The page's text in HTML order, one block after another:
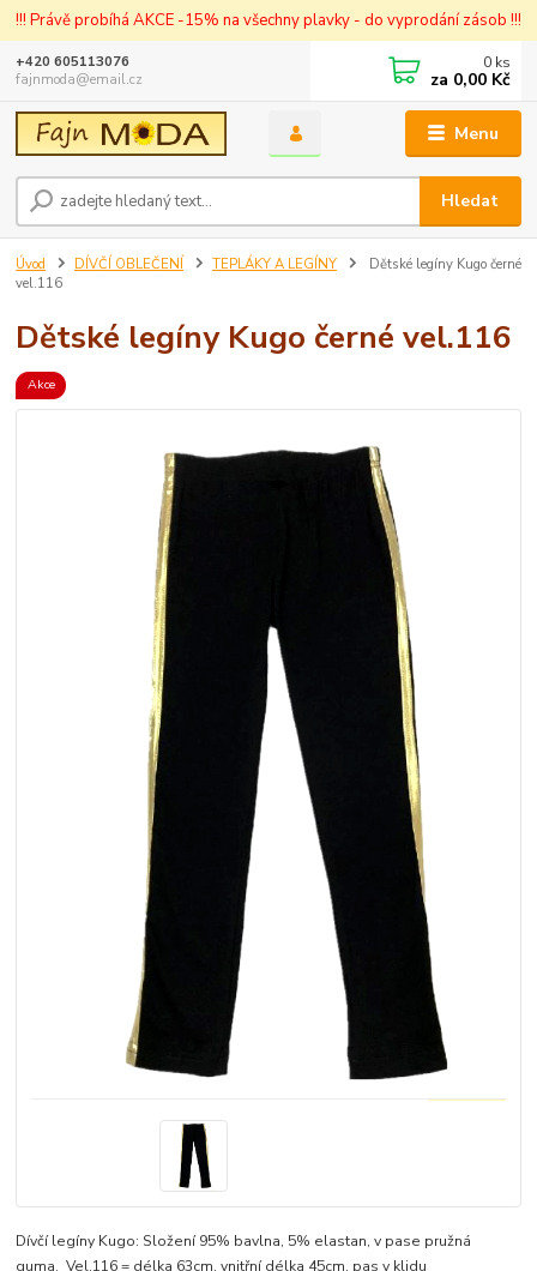
!!! Právě probíhá AKCE -15% na všechny plavky - do vyprodání zásob !!!
Menu
Hledat
+420 605113076
fajnmoda@email.cz
0 ks
za 0,00 Kč
Úvod DÍVČÍ OBLEČENÍ TEPLÁKY A LEGÍNY
Dětské legíny Kugo černé
vel.116
Dětské legíny Kugo černé vel.116
Akce
Dívčí legíny Kugo: Složení 95% bavlna, 5% elastan, v pase pružná
guma. Vel.116 = délka 63cm, vnitřní délka 45cm, pas v klidu